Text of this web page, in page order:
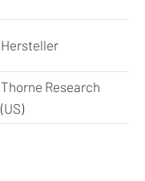
Hersteller
Thorne Research
(US)